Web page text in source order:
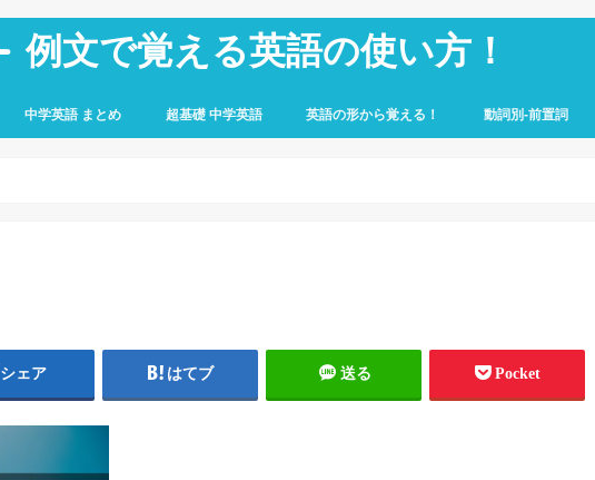
文で覚える英語の使い方！
中学英語 まとめ 超基礎 中学英語 英語の形から覚える！ 動詞別-前置詞
シェア はてブ 送る Pocket